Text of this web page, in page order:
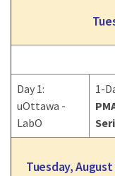
Day 1:
uOttawa -
LabO
1-
Tuesday,